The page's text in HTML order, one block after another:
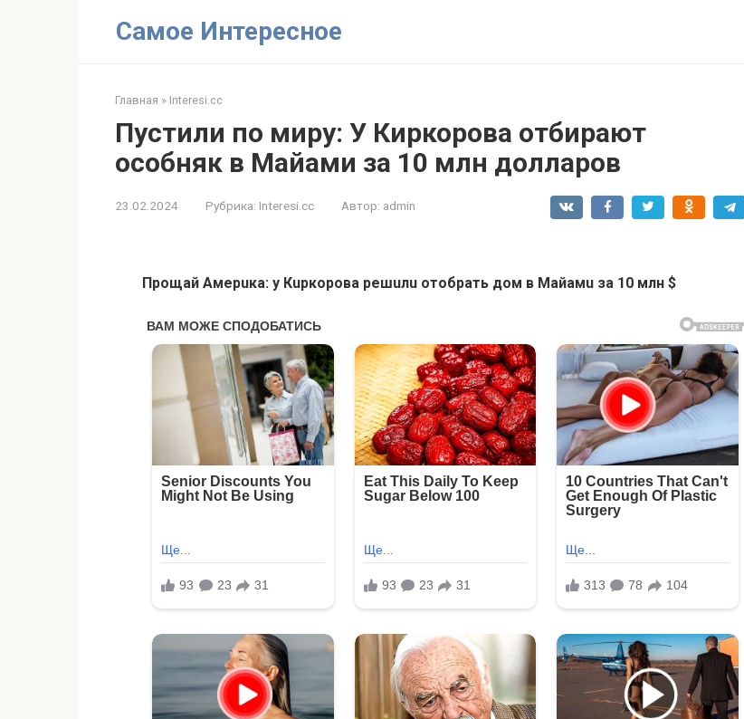
Самое Интересное
Главная » Interesi.cc
Пустили по миру: У Киркорова отбирают
особняк в Мaйами за 10 млн долларов
23.02.2024 Рубрика: Interesi.cc Автор: admin
Прощай Амерuка: у Кuркорова решuлu отобрать дом в Мaйамu за 10 млн $